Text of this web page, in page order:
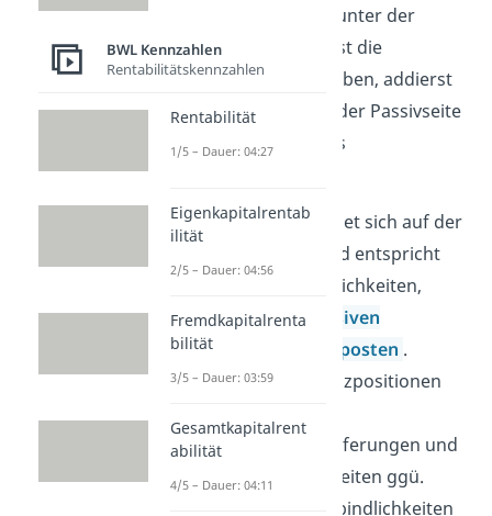
Bilanz zu finden, jeweils unter der
Passiv- und Aktivseite
. Ist die
Bilanzsummenicht gegeben, addierst
du alle Bilanzpositionen der Passivseite
und erhältst dadurch das
Gesamtkapital.
Fremdkapitalbefindet sich auf der
Passivseite der Bilanz und entspricht
der Summe von Verbindlichkeiten,
Rückstellungen undpassiven
Rechnungsabgrenzungsposten .
Besonders wichtige Bilanzpositionen
Verbindlichkeiten aus Lieferungen und
Leistungen, Verbindlichkeiten ggü.
Kreditinstituten und Verbindlichkeiten
BWL Kennzahlen
Rentabilitätskennzahlen
Rentabilität
1/5 – Dauer: 04:27
Eigenkapitalrentab
ilität
2/5 – Dauer: 04:56
Fremdkapitalrenta
bilität
3/5 – Dauer: 03:59
Gesamtkapitalrent
abilität
4/5 – Dauer: 04:11